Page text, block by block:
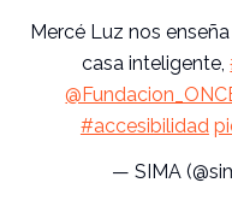
Mercé Luz nos
casa inteligente,
#accesibilidad
— SIMA